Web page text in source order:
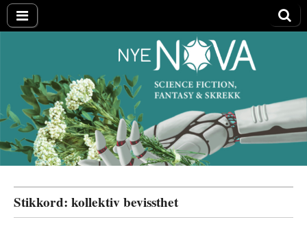
Nye NOVA
Stikkord: kollektiv bevissthet